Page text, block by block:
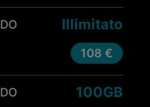
Illimitato
108 €
100GB